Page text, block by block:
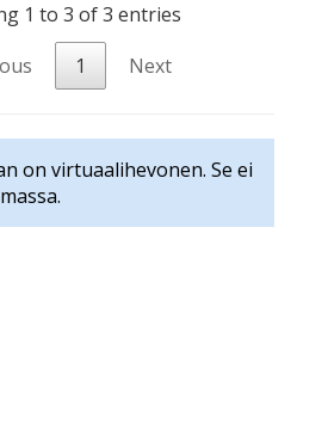
1 to 3 of 3 entries
1 Next
on virtuaalihevonen. Se ei